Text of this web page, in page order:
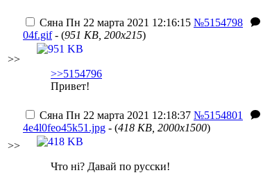
>>
Сяна Пн 22 марта 2021 12:16:15 №5154798
04f.gif- (951 KB, 200x215)
>>5154796
Привет!
>>
Сяна Пн 22 марта 2021 12:18:37 №5154801
4e4l0feo45k51.jpg - (418 KB, 2000x1500)
Что нi? Давай по русски!